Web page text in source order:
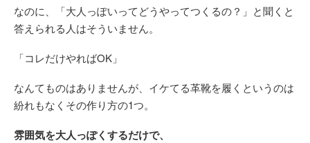
なのに、「大人っぽいってどうやってつくるの？」と聞くと
答えられる人はそういません。
「コレだけやればOK」
なんてものはありませんが、イケてる革靴を履くというのは
紛れもなくその作り方の1つ。
雰囲気を大人っぽくするだけで、